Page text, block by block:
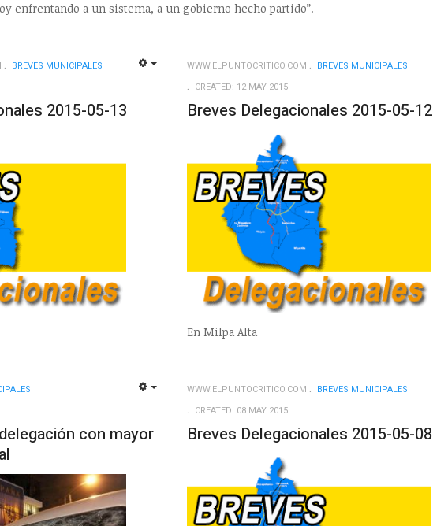
enfrentando a un sistema, a un gobierno hecho partido”.
BREVES MUNICIPALES
2015-05-13
WWW.ELPUNTOCRITICO.COM
BREVES MUNICIPALES
CREATED: 12 MAY 2015
Breves Delegacionales 2015-05-12
En Milpa Alta
con mayor
WWW.ELPUNTOCRITICO.COM
BREVES MUNICIPALES
CREATED: 08 MAY 2015
Breves Delegacionales 2015-05-08